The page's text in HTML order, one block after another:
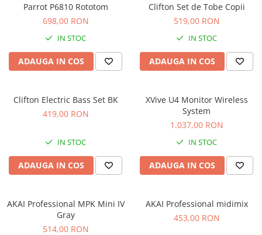
Microfoane de studio
Preamplificatoare
Protectii antifonice pentru urechi
Recordere de studio
Recordere portabile
Subwoofere de studio
Accesorii pentru lumini
Parrot P6810 Rototom
698,00 RON
IN STOC
ADAUGA IN COS
Clifton Set de Tobe Copii
519,00 RON
IN STOC
ADAUGA IN COS
Clifton Electric Bass Set BK
419,00 RON
IN STOC
ADAUGA IN COS
XVive U4 Monitor Wireless
System
1.037,00 RON
IN STOC
ADAUGA IN COS
AKAI Professional MPK Mini IV
Gray
514,00 RON
AKAI Professional midimix
453,00 RON